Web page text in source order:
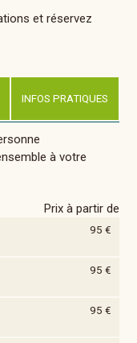
et réservez
INFOS PRATIQUES
à votre
Prix à partir de
95 €
95 €
95 €